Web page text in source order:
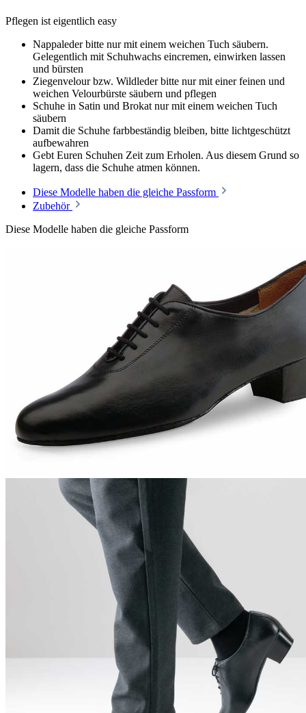
Pflegen ist eigentlich easy
Nappaleder bitte nur mit einem weichen Tuch säubern.
Gelegentlich mit Schuhwachs eincremen, einwirken lassen
und bürsten
Ziegenvelour bzw. Wildleder bitte nur mit einer feinen und
weichen Velourbürste säubern und pflegen
Schuhe in Satin und Brokat nur mit einem weichen Tuch
säubern
Damit die Schuhe farbbeständig bleiben, bitte lichtgeschützt
aufbewahren
Gebt Euren Schuhen Zeit zum Erholen. Aus diesem Grund so
lagern, dass die Schuhe atmen können.
Diese Modelle haben die gleiche Passform
Zubehör
Diese Modelle haben die gleiche Passform